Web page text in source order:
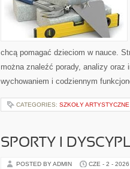
chcą pomagać dzieciom w nauce.
można znaleźć porady, analizy oraz
wychowaniem i codziennym
CATEGORIES: SZKOŁY
SPORTY I
POSTED BY ADMIN CZE - 2 - 2026